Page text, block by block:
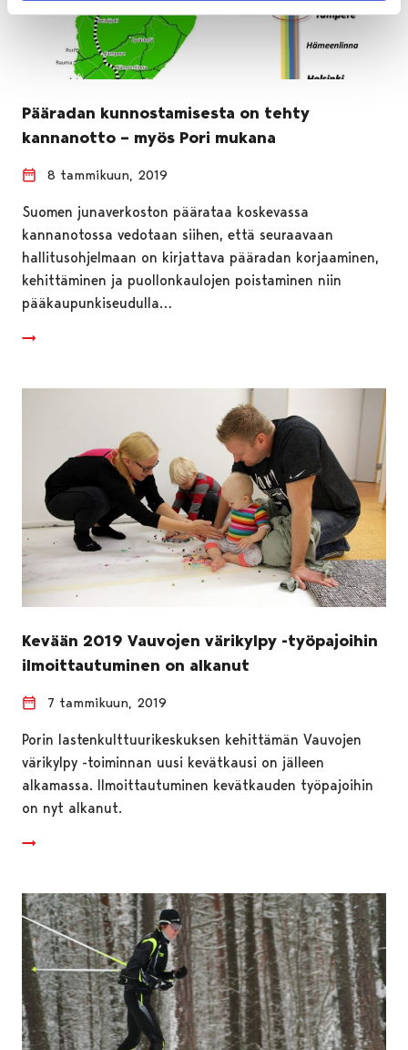
Pääradan kunnostamisesta on tehty
kannanotto – myös Pori mukana
8 tammikuun, 2019
Suomen junaverkoston päärataa koskevassa
kannanotossa vedotaan siihen, että seuraavaan
hallitusohjelmaan on kirjattava pääradan korjaaminen,
kehittäminen ja puollonkaulojen poistaminen niin
pääkaupunkiseudulla…
Kevään 2019 Vauvojen värikylpy -työpajoihin
ilmoittautuminen on alkanut
7 tammikuun, 2019
Porin lastenkulttuurikeskuksen kehittämän Vauvojen
värikylpy -toiminnan uusi kevätkausi on jälleen
alkamassa. Ilmoittautuminen kevätkauden työpajoihin
on nyt alkanut.